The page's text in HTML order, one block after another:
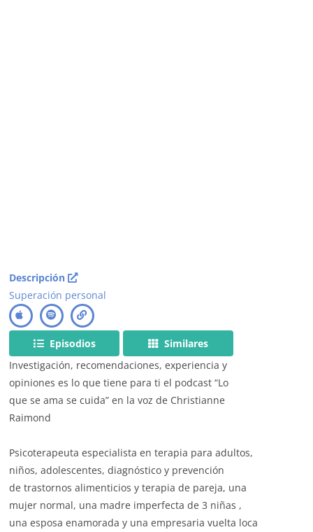
Descripción
Superación personal
Episodios
Similares
Investigación, recomendaciones, experiencia y
opiniones es lo que tiene para ti el podcast “Lo
que se ama se cuida” en la voz de Christianne
Raimond
Psicoterapeuta especialista en terapia para adultos,
niños, adolescentes, diagnóstico y prevención
de trastornos alimenticios y terapia de pareja, una
mujer normal, una madre imperfecta de 3 niñas ,
una esposa enamorada y una empresaria vuelta loca